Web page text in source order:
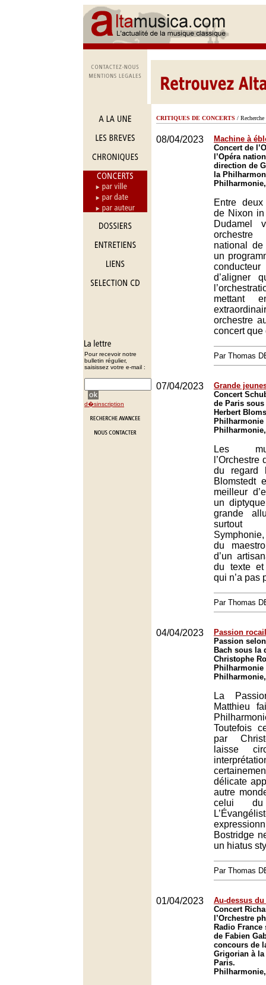
Pour recevoir notre
bulletin régulier,
saisissez votre e-mail :
d�sinscription
CRITIQUES DE CONCERTS / Recherche
08/04/2023
Machine à
Concert de
l’Opéra
direction de
la
Entre deux
de Nixon in
Dudamel
national
un
d’aligner
mettant
orchestre
concert que
Par Thomas
07/04/2023
Grande
Concert
de Paris
Herbert
Philharmonie
Les
du regard
Blomstedt
meilleur
un
grande
surtout
du
d’un
du texte et
qui n’a pas
Par Thomas
04/04/2023
Passion
Passion
Bach sous la
Christophe
Philharmonie
La
Matthieu
Toutefois
par
laisse
délicate
autre
celui du
Bostridge
un hiatus
Par Thomas
01/04/2023
Au-dessus
Concert
l’Orchestre
Radio
de Fabien
concours de
Grigorian à
Paris.